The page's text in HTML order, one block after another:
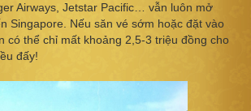
Airways, Jetstar Pacific… vẫn luôn mở
Singapore. Nếu săn vé sớm hoặc đặt vào
có thể chỉ mất khoảng 2,5-3 triệu đồng cho
đấy!